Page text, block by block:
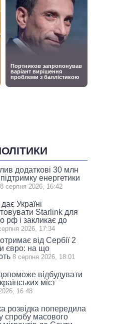
додаткові 30 млн
енергетики
8 серпня 2026, 16:42
Україні
Starlink для
рф і закликає до
2026, 17:34
від Сербії 2
євро: на що
8 серпня 2026, 18:01
відбудувати
міст
16:48
розвідка попередила
спробу масового